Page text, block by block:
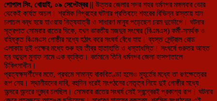
গোপাল সিং, খোয়াই, ০৯ সেপ্টেম্বর || উত্তর জেলার সদর শহর ধর্মনগর মঙ্গলবার ভোর
থেকেই কার্যত অচল। শ্রমিক নিগ্রহের ঘটনার প্রতিবাদে শহরের বিভিন্ন রাস্তায় যান
চলাচল বন্ধ হয়ে যাওয়ায় নিত্যযাত্রী ও সাধারণ মানুষ পড়েছেন চরম দুর্ভোগে। ঘটনার
সূত্রপাত সোমবার রাতের দিকে, যখন ভারতীয় মজদুর সংঘের (বিএমএস) কর্মী-সমর্থক ও
বহিষ্কৃত বিএমএস গোষ্ঠীর মধ্যে হঠাৎ করে সংঘর্ষ বেঁধে যায়। ব্যস্ত সেন্ট্রাল রোড
এলাকায় দুই পক্ষের মধ্যে শুরু হয় তীব্র হাতাহাতি ও ধস্তাধস্তি। সংঘর্ষে গুরুতর আহত
হন আব্দুল মুনাফ নামে এক ব্যক্তি। বর্তমানে তিনি ধর্মনগর জেলা হাসপাতালে
চিকিৎসাধীন।
প্রত্যক্ষদর্শীদের মতে, প্রথমে সামান্য বাকবিতণ্ডা হলেও মুহূর্তের মধ্যে তা রণক্ষেত্রের
রূপ নেয়। স্থানীয়দের দাবি, বহুদিন ধরেই সংগঠনের নেতৃত্ব নিয়ে দুই গোষ্ঠীর মধ্যে
অন্দরে অন্দরে দ্বন্দ্ব চলছিল। সোমবার রাতের সংঘর্ষ সেই দ্বন্দ্বেরই প্রকাশ্য রূপ। ঘটনার